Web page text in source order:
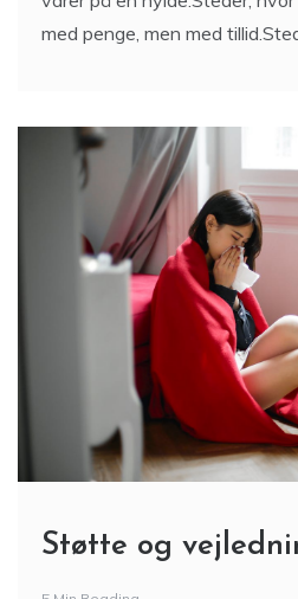
med penge, men med
Støtte og